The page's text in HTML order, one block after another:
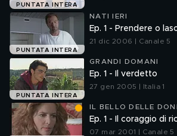
PUNTATA INTERA
PUNTATA INTERA
NATI IERI
Ep. 1 - Prendere o
21 dic 2006 | Canale 5
PUNTATA INTERA
GRANDI DOMANI
Ep. 1 - Il verdetto
27 gen 2005 | Italia 1
IL BELLO DELLE
Ep. 1 - Il coraggio di
07 mar 2001 | Canale 5